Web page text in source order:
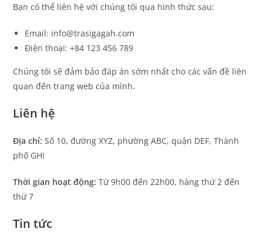
Bạn có thể liên hệ với chúng tôi qua hình thức sau:
Email: info@trasigagah.com
Điện thoại: +84 123 456 789
Chúng tôi sẽ đảm bảo đáp án sớm nhất cho các vấn đề liên
quan đến trang web của mình.
Liên hệ
Địa chỉ: Số 10, đường XYZ, phường ABC, quận DEF, Thành
phố GHI
Thời gian hoạt động: Từ 9h00 đến 22h00, hàng thứ 2 đến
thứ 7
Tin tức